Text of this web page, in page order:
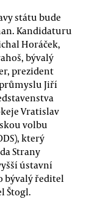
státu bude
Kandidaturu
Horáček,
bývalý
prezident
Jiří
Vratislav
volbu
který
Strany
ústavní
bývalý ředitel
Štogl.